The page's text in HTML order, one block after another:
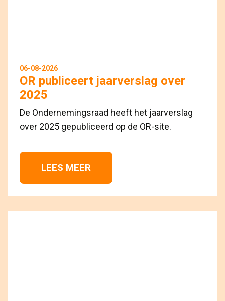
06-08-2026
OR publiceert jaarverslag over
2025
De Ondernemingsraad heeft het jaarverslag
over 2025 gepubliceerd op de OR-site.
LEES MEER